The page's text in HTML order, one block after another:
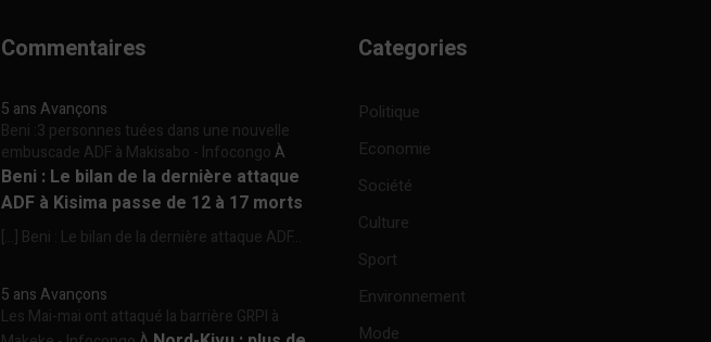
Commentaires
5 ans Avançons
Beni :3 personnes tuées dans une nouvelle
embuscade ADF à Makisabo - InfocongoÀ
Beni : Le bilan de la dernière attaque
ADF à Kisima passe de 12 à 17 morts
[…] Beni : Le bilan de la dernière attaque ADF...
5 ans Avançons
Les Mai-mai ont attaqué la barrière GRPI à
Categories
Politique
Economie
Société
Culture
Sport
Environnement
Mode